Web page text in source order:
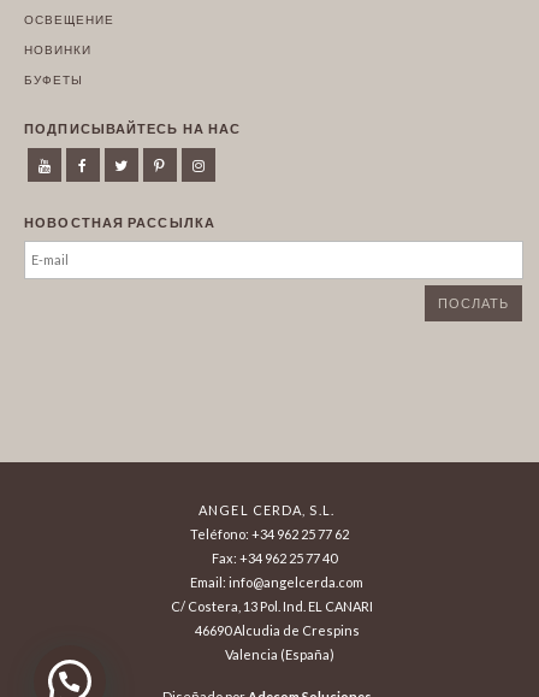
ОСВЕЩЕНИЕ
НОВИНКИ
БУФЕТЫ
ПОДПИСЫВАЙТЕСЬ НА НАС
НОВОСТНАЯ РАССЫЛКА
ANGEL CERDA, S.L.
Teléfono: +34 962 25 77 62
Fax: +34 962 25 77 40
Email: info@angelcerda.com
C/ Costera, 13 Pol. Ind. EL CANARI
46690 Alcudia de Crespins
Valencia (España)